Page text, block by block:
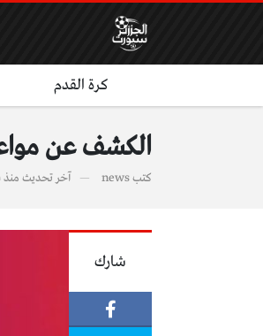
كرة القدم
الكشف عن مواعيد
كتبnews آخر تحديث
شارك